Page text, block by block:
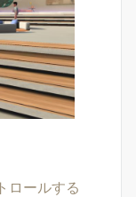
ロールする